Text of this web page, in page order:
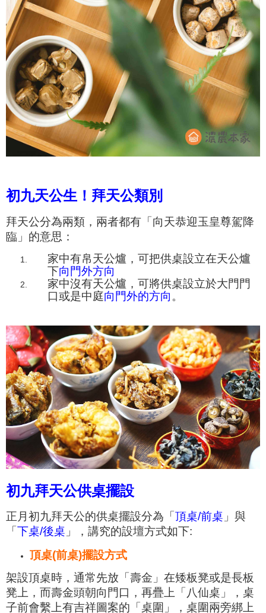
初九天公生！拜天公類別
拜天公分為兩類， 兩者都有「向天恭迎玉皇尊駕降
臨」的意思 ：
家中有帛天公爐 ， 可把供桌設立在天公爐
下向門外方向
家中沒有天公爐，可將供桌設立於大門門
口或是中庭向門外的方向 。
初九拜天公供桌擺設
正月初九拜天公的供桌擺設分為「 頂桌/前桌 」與
「 下桌/後桌 」， 講究的設壇方式如下:
頂桌(前桌)擺設方式
架設頂桌時，通常先放「 壽金」 在矮板凳或是長板
凳上，而壽金頭朝向門口 ， 再疊上「八仙桌」， 桌
子前會繫上有吉祥圖案的「 桌圍」， 桌圍兩旁綁上